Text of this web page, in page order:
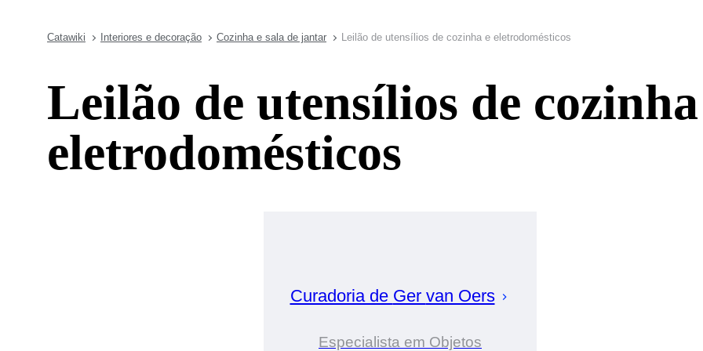
Catawiki Interiores e decoração Cozinha e sala de jantar Leilão de utensílios de cozinha e eletrodomésticos
Leilão de utensílios de
eletrodomésticos
Curadoria de Ger van Oers
Especialista em Objetos